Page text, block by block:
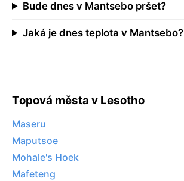
Bude dnes v Mantsebo pršet?
Jaká je dnes teplota v Mantsebo?
Topová města v Lesotho
Maseru
Maputsoe
Mohale's Hoek
Mafeteng